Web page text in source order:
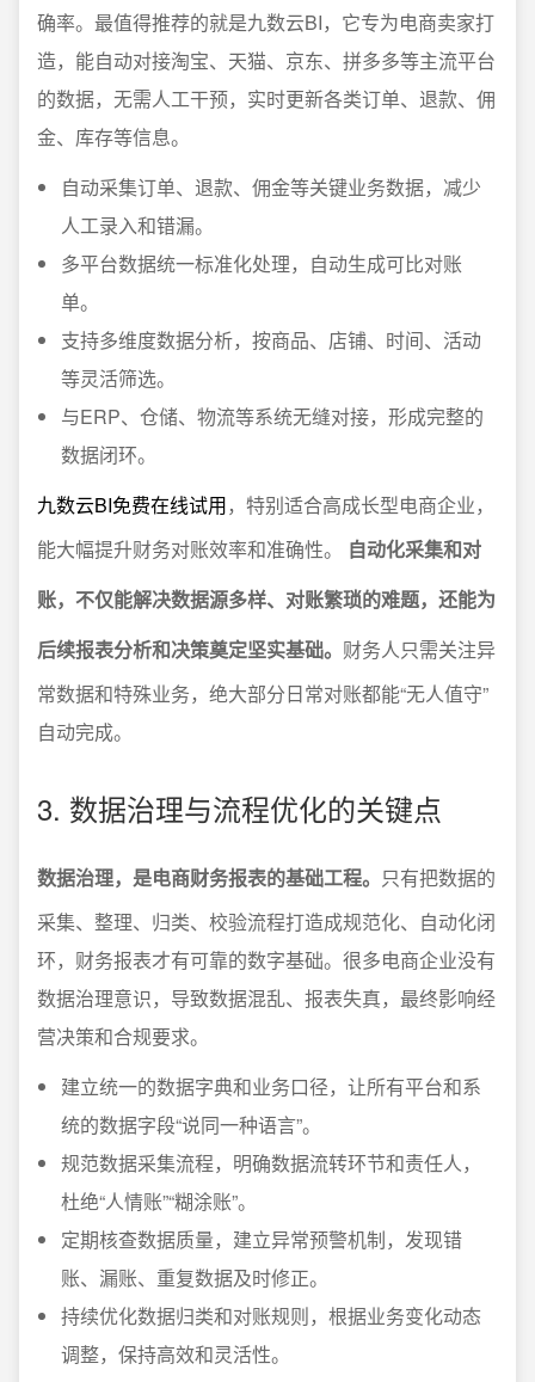
确率。最值得推荐的就是九数云BI，它专为电商卖家打
造，能自动对接淘宝、天猫、京东、拼多多等主流平台
的数据，无需人工干预，实时更新各类订单、退款、佣
金、库存等信息。
自动采集订单、退款、佣金等关键业务数据，减少
人工录入和错漏。
多平台数据统一标准化处理，自动生成可比对账
单。
支持多维度数据分析，按商品、店铺、时间、活动
等灵活筛选。
与ERP、仓储、物流等系统无缝对接，形成完整的
数据闭环。
九数云BI免费在线试用，特别适合高成长型电商企业，
能大幅提升财务对账效率和准确性。 自动化采集和对
账，不仅能解决数据源多样、对账繁琐的难题，还能为
后续报表分析和决策奠定坚实基础。 财务人只需关注异
常数据和特殊业务，绝大部分日常对账都能“无人值守”
自动完成。
3. 数据治理与流程优化的关键点
数据治理，是电商财务报表的基础工程。 只有把数据的
采集、整理、归类、校验流程打造成规范化、自动化闭
环，财务报表才有可靠的数字基础。很多电商企业没有
数据治理意识，导致数据混乱、报表失真，最终影响经
营决策和合规要求。
建立统一的数据字典和业务口径，让所有平台和系
统的数据字段“说同一种语言”。
规范数据采集流程，明确数据流转环节和责任人，
杜绝“人情账”“糊涂账”。
定期核查数据质量，建立异常预警机制，发现错
账、漏账、重复数据及时修正。
持续优化数据归类和对账规则，根据业务变化动态
调整，保持高效和灵活性。